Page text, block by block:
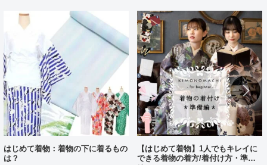
はじめて着物：着物の下に着るもの
は？
【はじめて着物】1人でもキレイに
できる着物の着方/着付け方・準備